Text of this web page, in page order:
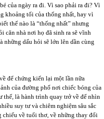
của ngày ra đi. Vì sao phải ra đi? Vì
khoảng tối của thống nhất, hay vì
thế nào là “thống nhất” nhưng
căn nhà nơi họ đã sinh ra sẽ vĩnh
những dấu hỏi sẽ lớn lên dần cùng
để chứng kiến lại một lần nữa
của đường phố nơi chiếc bóng của
là hành trình quay trở về để nhìn
suy tư và chiêm nghiệm sâu sắc
chiếu về tuổi thơ, về những thay đổi